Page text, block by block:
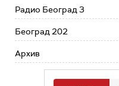
Радио Београд 3
Београд 202
Архив